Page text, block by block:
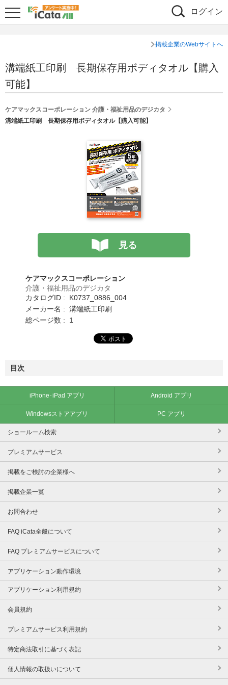
ログイン
掲載企業のWebサイトへ
溝端紙工印刷 長期保存用ボディタオル【購入
可能】
ケアマックスコーポレーション 介護・福祉用品のデジカタ
溝端紙工印刷 長期保存用ボディタオル【購入可能】
見る
ケアマックスコーポレーション
介護・福祉用品のデジカタ
カタログID : K0737_0886_004
メーカー名 : 溝端紙工印刷
総ページ数 : 1
目次
iPhone･iPad アプリ Android アプリ
Windowsストアアプリ PC アプリ
ショールーム検索
プレミアムサービス
掲載をご検討の企業様へ
掲載企業一覧
お問合わせ
FAQ iCata全般について
FAQ プレミアムサービスについて
アプリケーション動作環境
アプリケーション利用規約
会員規約
プレミアムサービス利用規約
特定商法取引に基づく表記
個人情報の取扱いについて